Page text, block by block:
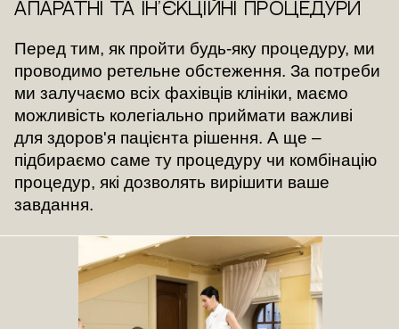
Апаратні та ін'єкційні процедури
Перед тим, як пройти будь-яку процедуру, ми
проводимо ретельне обстеження. За потреби
ми залучаємо всіх фахівців клініки, маємо
можливість колегіально приймати важливі
для здоров'я пацієнта рішення. А ще –
підбираємо саме ту процедуру чи комбінацію
процедур, які дозволять вирішити ваше
завдання.